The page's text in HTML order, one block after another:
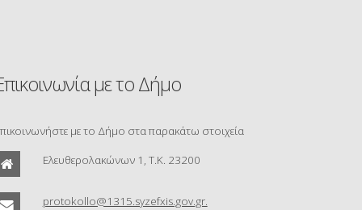
με το Δήμο
με το Δήμο στα παρακάτω στοιχεία
Ελευθερολακώνων 1, Τ.Κ. 23200
protokollo@1315.syzefxis.gov.gr.